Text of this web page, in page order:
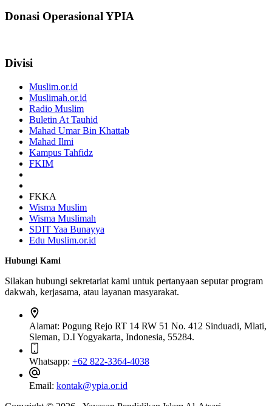
Donasi Operasional YPIA
Divisi
Muslim.or.id
Muslimah.or.id
Radio Muslim
Buletin At Tauhid
Mahad Umar Bin Khattab
Mahad Ilmi
Kampus Tahfidz
FKIM
FKKA
Wisma Muslim
Wisma Muslimah
SDIT Yaa Bunayya
Edu Muslim.or.id
Hubungi Kami
Silakan hubungi sekretariat kami untuk pertanyaan seputar program
dakwah, kerjasama, atau layanan masyarakat.
Alamat: Pogung Rejo RT 14 RW 51 No. 412 Sinduadi, Mlati,
Sleman, D.I Yogyakarta, Indonesia, 55284.
Whatsapp: +62 822-3364-4038
Email: kontak@ypia.or.id